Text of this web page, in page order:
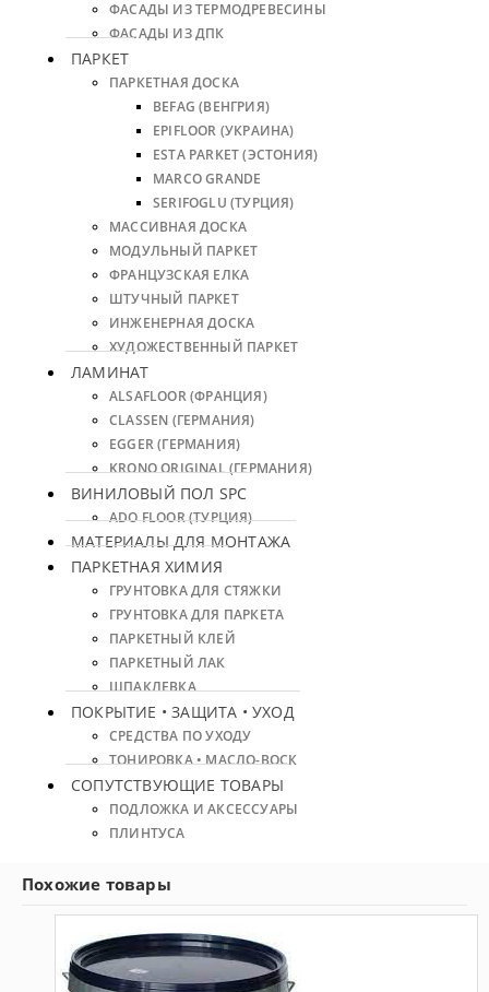
ФАСАДЫ ИЗ ТЕРМОДРЕВЕСИНЫ
ФАСАДЫ ИЗ ДПК
ПАРКЕТ
ПАРКЕТНАЯ ДОСКА
BEFAG (ВЕНГРИЯ)
EPIFLOOR (УКРАИНА)
ESTA PARKET (ЭСТОНИЯ)
MARCO GRANDE
SERIFOGLU (ТУРЦИЯ)
МАССИВНАЯ ДОСКА
МОДУЛЬНЫЙ ПАРКЕТ
ФРАНЦУЗСКАЯ ЕЛКА
ШТУЧНЫЙ ПАРКЕТ
ИНЖЕНЕРНАЯ ДОСКА
ХУДОЖЕСТВЕННЫЙ ПАРКЕТ
ЛАМИНАТ
ALSAFLOOR (ФРАНЦИЯ)
CLASSEN (ГЕРМАНИЯ)
EGGER (ГЕРМАНИЯ)
KRONO ORIGINAL (ГЕРМАНИЯ)
ВИНИЛОВЫЙ ПОЛ SPC
ADO FLOOR (ТУРЦИЯ)
МАТЕРИАЛЫ ДЛЯ МОНТАЖА
ПАРКЕТНАЯ ХИМИЯ
ГРУНТОВКА ДЛЯ СТЯЖКИ
ГРУНТОВКА ДЛЯ ПАРКЕТА
ПАРКЕТНЫЙ КЛЕЙ
ПАРКЕТНЫЙ ЛАК
ШПАКЛЕВКА
ПОКРЫТИЕ • ЗАЩИТА • УХОД
СРЕДСТВА ПО УХОДУ
ТОНИРОВКА • МАСЛО-ВОСК
СОПУТСТВУЮЩИЕ ТОВАРЫ
ПОДЛОЖКА И АКСЕССУАРЫ
ПЛИНТУСА
Похожие товары